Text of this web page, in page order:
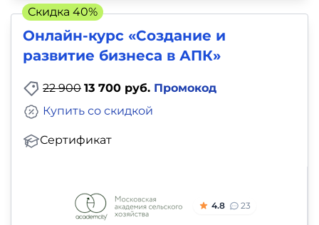
Онлайн-курс «Создание и
развитие бизнеса в АПК»
22 900 13 700 руб. Промокод
Сертификат
Купить со скидкой
4.8 23
Скидка 40%